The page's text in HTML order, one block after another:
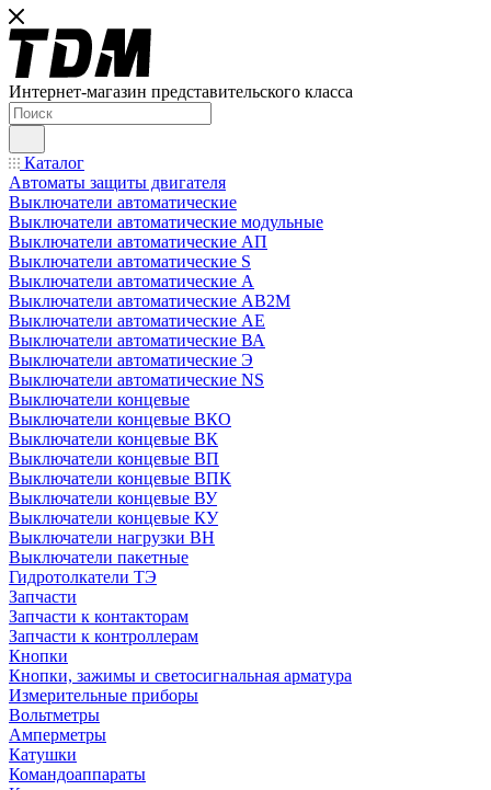
Интернет-магазин представительского класса
Каталог
Автоматы защиты двигателя
Выключатели автоматические
Выключатели автоматические модульные
Выключатели автоматические АП
Выключатели автоматические S
Выключатели автоматические А
Выключатели автоматические АВ2М
Выключатели автоматические АЕ
Выключатели автоматические ВА
Выключатели автоматические Э
Выключатели автоматические NS
Выключатели концевые
Выключатели концевые ВКО
Выключатели концевые ВК
Выключатели концевые ВП
Выключатели концевые ВПК
Выключатели концевые ВУ
Выключатели концевые КУ
Выключатели нагрузки ВН
Выключатели пакетные
Гидротолкатели ТЭ
Запчасти
Запчасти к контакторам
Запчасти к контроллерам
Кнопки
Кнопки, зажимы и светосигнальная арматура
Измерительные приборы
Вольтметры
Амперметры
Катушки
Командоаппараты